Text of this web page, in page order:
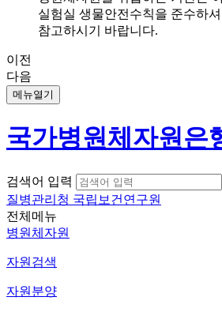
실험실 생물안전수칙을 준수하
참고하시기 바랍니다.
이전
다음
메뉴열기
국가병원체자원은
검색어 입력
질병관리청 국립보건연구원
전체메뉴
병원체자원
자원검색
자원분양